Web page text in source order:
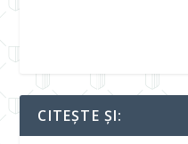
CITEȘTE ȘI: